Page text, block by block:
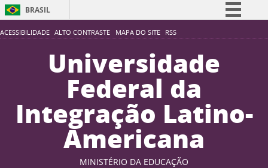
ACESSIBILIDADE ALTO CONTRASTE MAPA DO SITE RSS
BRASIL
Simplifique!
Participe
Acesso à informação
Legislação
Canais
Universidade
Federal da
Integração Latino-
Americana
MINISTÉRIO DA EDUCAÇÃO